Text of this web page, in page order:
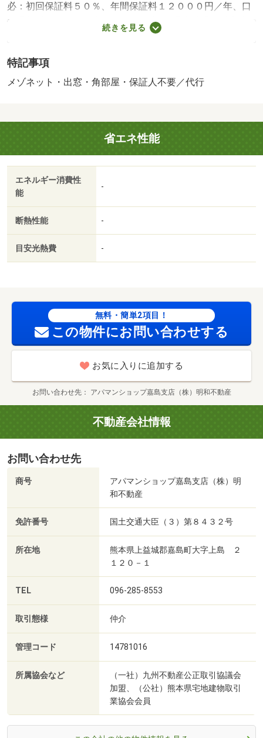
必：初回保証料５０％、年間保証料１２０００円／年、口
振手数料３３０円（税込）／屋内駐／■退去時受領鍵交換
代：１３，２００円（税込）■退去時受領クリーニング
証会社要確認。礼金１ヶ月追加 保証会社：Ｋ－ｎｅｔ株
式会社／バストイレ別／バルコニー／エアコン／クロゼッ
クス／システムキッチン／追焚機能浴室／角住戸／温水洗
浄便座／エレベーター／洗面所独立／２口コンロ／駐輪場
／ＣＡＴＶ／光ファイバー／即入居可／礼金不要／敷金不
要／対面式キッチン／防犯カメラ／出窓／全居室洋室／保
証人不要／ＬＤＫ１５畳以上／ＣＳ／メゾネット／ネット
使用料不要／ＴＶ付浴室／複層ガラス／駅徒歩５分以内／
ＤＫ１８畳以上／全居室６畳以上／プロパンガス／ＢＳ／
高速ネット対応／敷金・礼金不要／保証会社利用可／ジョ
イフル二本木店（飲食店）まで２５６ｍ／アミュプラザ熊
寺１丁目店（コンビニ）まで８４６ｍ／ファミリーマート
熊本本山４丁目店（コンビニ）まで１０９９ｍ/賃貸戸
数:36戸
続きを見る
特記事項
メゾネット・出窓・角部屋・保証人不要／代行
省エネ性能
エネルギー消費性
能
-
断熱性能 -
目安光熱費 -
無料・簡単2項目！
この物件にお問い合わせする
お気に入りに追加する
お問い合わせ先 アパマンショップ嘉島支店（株）明和不動産
不動産会社情報
お問い合わせ先
商号
アパマンショップ嘉島支店（株）明
和不動産
免許番号 国土交通大臣（３）第８４３２号
所在地
熊本県上益城郡嘉島町大字上島 ２
１２０－１
TEL 096-285-8553
取引態様 仲介
管理コード 14781016
所属協会など
（一社）九州不動産公正取引協議会
加盟、（公社）熊本県宅地建物取引
業協会会員